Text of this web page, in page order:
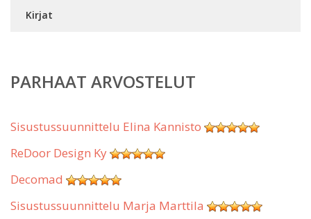
Kirjat
PARHAAT ARVOSTELUT
Sisustussuunnittelu Elina Kannisto
ReDoor Design Ky
Decomad
Sisustussuunnittelu Marja Marttila